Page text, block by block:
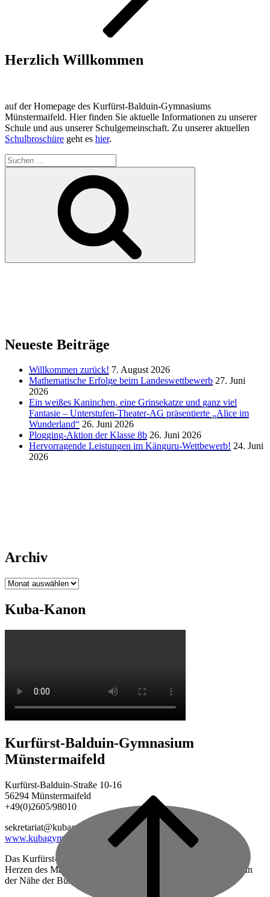
Herzlich Willkommen
auf der Homepage des Kurfürst-Balduin-Gymnasiums
Münstermaifeld. Hier finden Sie aktuelle Informationen zu unserer
Schule und aus unserer Schulgemeinschaft. Zu unserer aktuellen
Schulbroschüre geht es hier.
Suchen
nach:
Neueste Beiträge
Willkommen zurück! 7. August 2026
Mathematische Erfolge beim Landeswettbewerb 27. Juni
2026
Ein weißes Kaninchen, eine Grinsekatze und ganz viel
Fantasie – Unterstufen-Theater-AG präsentierte „Alice im
Wunderland“ 26. Juni 2026
Plogging-Aktion der Klasse 8b 26. Juni 2026
Hervorragende Leistungen im Känguru-Wettbewerb! 24. Juni
2026
Archiv
Archiv
Kuba-Kanon
top
Kurfürst-Balduin-Gymnasium
Münstermaifeld
Kurfürst-Balduin-Straße 10-16
56294 Münstermaifeld
+49(0)2605/98010
sekretariat@kubagym.de
www.kubagym.org
Das Kurfürst-Balduin-Gymnasium ist eine vierzügige Schule im
Herzen des Maifeldes, zwischen Mayen und Koblenz gelegen, in
der Nähe der Burg Eltz.